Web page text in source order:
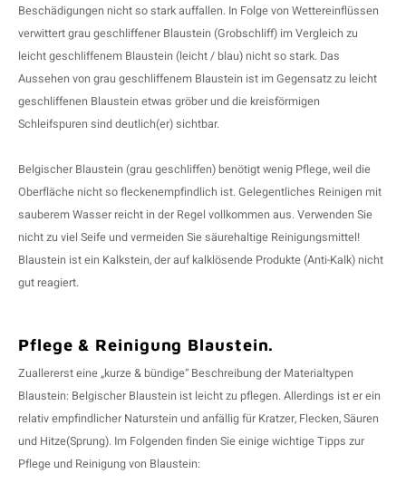
Beschädigungen nicht so stark auffallen. In Folge von Wettereinflüssen
verwittert grau geschliffener Blaustein (Grobschliff) im Vergleich zu
leicht geschliffenem Blaustein (leicht / blau) nicht so stark. Das
Aussehen von grau geschliffenem Blaustein ist im Gegensatz zu leicht
geschliffenen Blaustein etwas gröber und die kreisförmigen
Schleifspuren sind deutlich(er) sichtbar.
Belgischer Blaustein (grau geschliffen) benötigt wenig Pflege, weil die
Oberfläche nicht so fleckenempfindlich ist. Gelegentliches Reinigen mit
sauberem Wasser reicht in der Regel vollkommen aus. Verwenden Sie
nicht zu viel Seife und vermeiden Sie säurehaltige Reinigungsmittel!
Blaustein ist ein Kalkstein, der auf kalklösende Produkte (Anti-Kalk) nicht
gut reagiert.
Pflege & Reinigung Blaustein.
Zuallererst eine „kurze & bündige“ Beschreibung der Materialtypen
Blaustein: Belgischer Blaustein ist leicht zu pflegen. Allerdings ist er ein
relativ empfindlicher Naturstein und anfällig für Kratzer, Flecken, Säuren
und Hitze(Sprung). Im Folgenden finden Sie einige wichtige Tipps zur
Pflege und Reinigung von Blaustein: